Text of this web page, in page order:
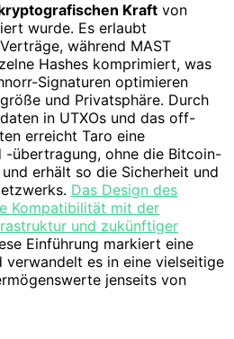
Kraft von
wurde. Es erlaubt
während MAST
Hashes komprimiert, was
Signaturen optimieren
und Privatsphäre. Durch
in UTXOs und das off-
erreicht Taro eine
-übertragung, ohne die Bitcoin-
erhält so die Sicherheit und
Das Design des
Kompatibilität mit der
und zukünftiger
Einführung markiert eine
verwandelt es in eine vielseitige
jenseits von